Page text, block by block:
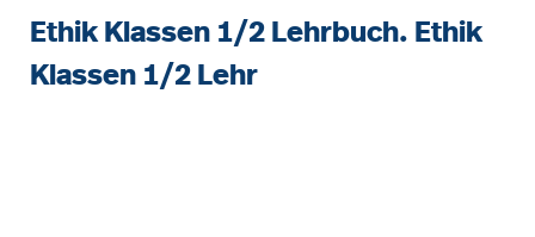
Ethik Klassen 1/2 Lehrbuch. Ethik
Klassen 1/2 Lehr